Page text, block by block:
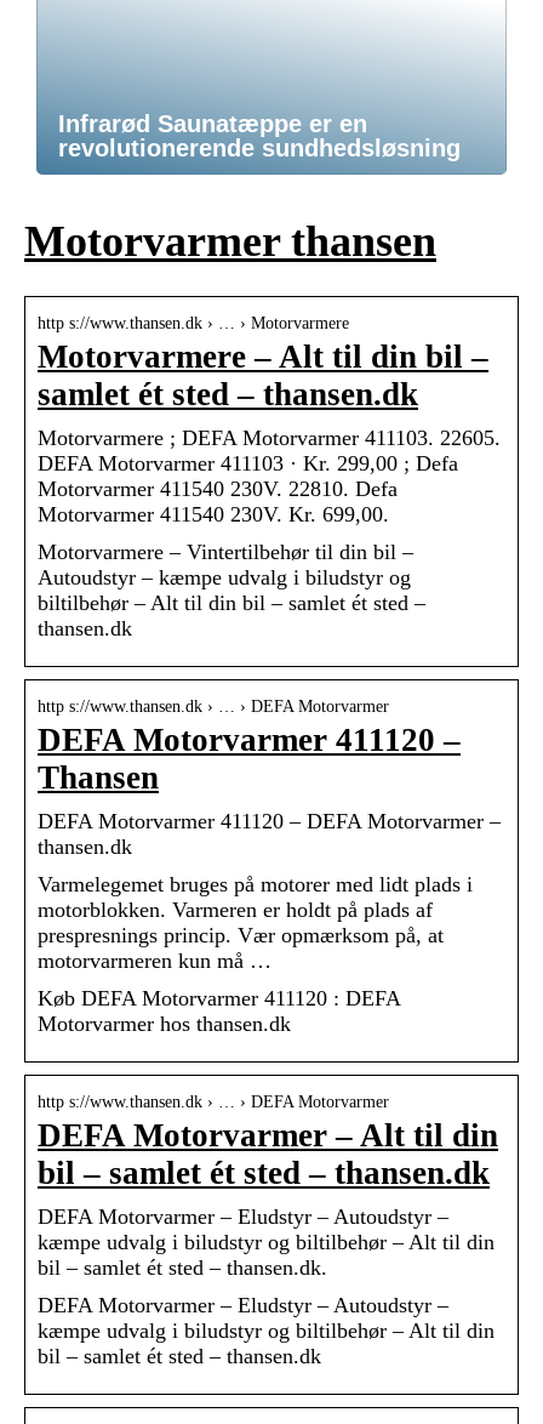
Infrarød Saunatæppe er en
revolutionerende sundhedsløsning
Motorvarmer thansen
http s://www.thansen.dk › … › Motorvarmere
Motorvarmere – Alt til din bil –
samlet ét sted – thansen.dk
Motorvarmere ; DEFA Motorvarmer 411103. 22605.
DEFA Motorvarmer 411103 · Kr. 299,00 ; Defa
Motorvarmer 411540 230V. 22810. Defa
Motorvarmer 411540 230V. Kr. 699,00.
Motorvarmere – Vintertilbehør til din bil –
Autoudstyr – kæmpe udvalg i biludstyr og
biltilbehør – Alt til din bil – samlet ét sted –
thansen.dk
http s://www.thansen.dk › … › DEFA Motorvarmer
DEFA Motorvarmer 411120 –
Thansen
DEFA Motorvarmer 411120 – DEFA Motorvarmer –
thansen.dk
Varmelegemet bruges på motorer med lidt plads i
motorblokken. Varmeren er holdt på plads af
prespresnings princip. Vær opmærksom på, at
motorvarmeren kun må …
Køb DEFA Motorvarmer 411120 : DEFA
Motorvarmer hos thansen.dk
http s://www.thansen.dk › … › DEFA Motorvarmer
DEFA Motorvarmer – Alt til din
bil – samlet ét sted – thansen.dk
DEFA Motorvarmer – Eludstyr – Autoudstyr –
kæmpe udvalg i biludstyr og biltilbehør – Alt til din
bil – samlet ét sted – thansen.dk.
DEFA Motorvarmer – Eludstyr – Autoudstyr –
kæmpe udvalg i biludstyr og biltilbehør – Alt til din
bil – samlet ét sted – thansen.dk